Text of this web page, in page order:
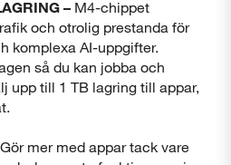
– M4-chippet
och otrolig prestanda för
komplexa AI-uppgifter.
så du kan jobba och
upp till 1 TB lagring till appar,
Gör mer med appar tack vare